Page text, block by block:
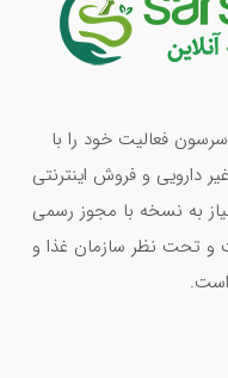
سرسون فعالیت خود را با
دارویی و فروش اینترنتی
به نسخه با مجوز رسمی
و تحت نظر سازمان غذا و
است.